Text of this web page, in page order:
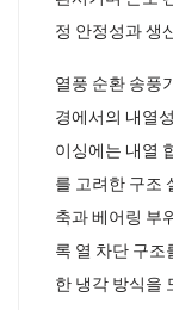
정 안정성과 생
열풍 순환 송풍
경에서의 내열
이싱에는 내열
를 고려한 구조
축과 베어링 부
록 열 차단 구조
한 냉각 방식을